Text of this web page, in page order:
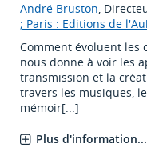
André Bruston,
; Paris : Editions de
Comment évoluent les
nous donne à voir les
transmission et la
travers les musiques,
mémoir[...]
Plus d'information...